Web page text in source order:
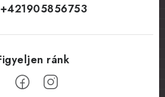
+421905856753